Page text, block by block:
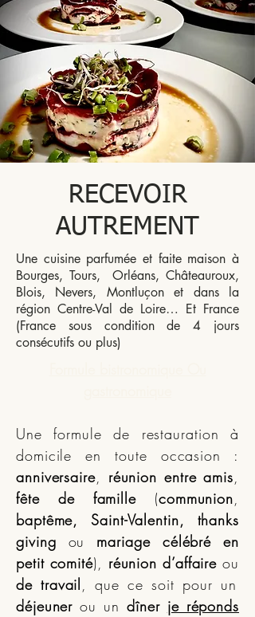
RECEVOIR
AUTREMENT
Une cuisine parfumée et faite maison à
Bourges, Tours, Orléans, Châteauroux,
Blois, Nevers, Montluçon et dans la
région Centre-Val de Loire… Et France
(France sous condition de 4 jours
consécutifs ou plus)
Une formule de restauration à
domicile en toute occasion :
anniversaire, réunion entre amis,
fête de famille(communion,
baptême, Saint-Valentin, thanks
giving ou mariage célébré en
petit comité), réunion d’affaireou
de travail, que ce soit pour un
déjeunerou undîner je réponds